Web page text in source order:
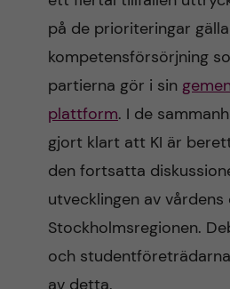
på de prioriteringar
kompetensförsörjning
partierna gör i sin
plattform. I de
gjort klart att KI är
den fortsatta
utvecklingen av vårdens
Stockholmsregionen.
och
av detta.